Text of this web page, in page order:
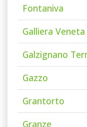
Fontaniva
Galliera Veneta
Galzignano
Gazzo
Grantorto
Granze